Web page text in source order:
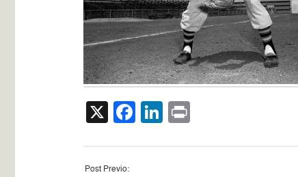
X Facebook
LinkedIn
Post Previo: